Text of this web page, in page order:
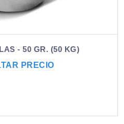
- 50 GR. (50 KG)
PRECIO